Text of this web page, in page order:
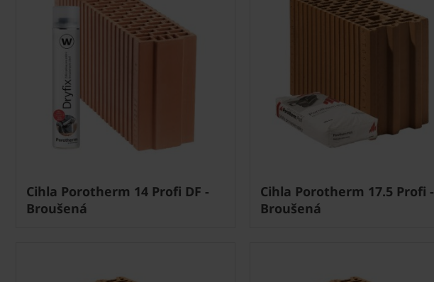
Cihla Porotherm 14 Profi DF -
Broušená
Cihla Porotherm 17.5 Profi -
Broušená